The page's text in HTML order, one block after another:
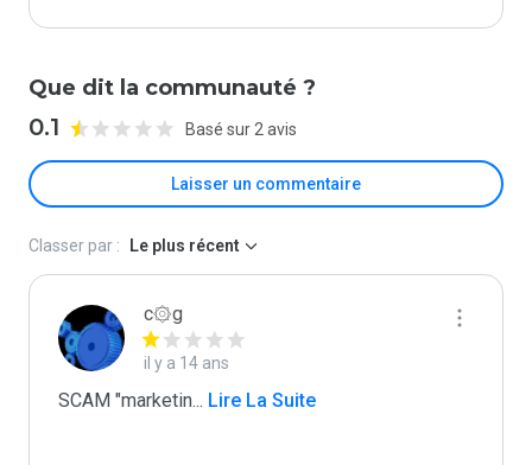
Que dit la communauté ?
0.1 Basé sur 2 avis
Laisser un commentaire
Classer par : Le plus récent
c۞g
il y a 14 ans
SCAM "marketin... Lire La Suite